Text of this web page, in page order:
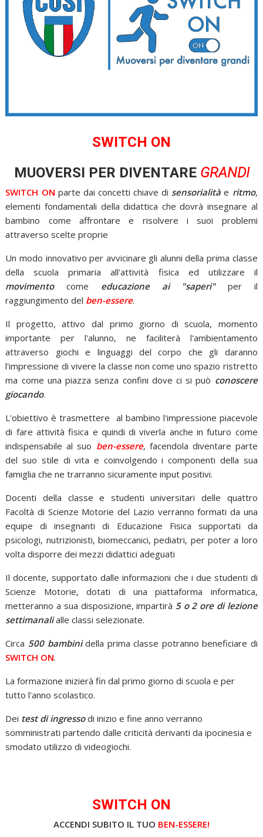
SWITCH ON
MUOVERSI PER DIVENTARE GRANDI
SWITCH ON parte dai concetti chiave di sensorialità e ritmo,
elementi fondamentali della didattica che dovrà insegnare al
bambino come affrontare e risolvere i suoi problemi
attraverso scelte proprie
Un modo innovativo per avvicinare gli alunni della prima classe
della scuola primaria all'attività fisica ed utilizzare il
movimentocome educazione ai "saperi"per il
raggiungimento del ben-essere.
Il progetto, attivo dal primo giorno di scuola, momento
importante per l'alunno, ne faciliterà l'ambientamento
attraverso giochi e linguaggi del corpo che gli daranno
l'impressione di vivere la classe non come uno spazio ristretto
ma come una piazza senza confini dove ci si può conoscere
giocando.
L'obiettivo è trasmettere al bambino l'impressione piacevole
di fare attività fisica e quindi di viverla anche in futuro come
indispensabile al suo ben-essere, facendola diventare parte
del suo stile di vita e coinvolgendo i componenti della sua
famiglia che ne trarranno sicuramente input positivi.
Docenti della classe e studenti universitari delle quattro
Facoltà di Scienze Motorie del Lazio verranno formati da una
equipe di insegnanti di Educazione Fisica supportati da
psicologi, nutrizionisti, biomeccanici, pediatri, per poter a loro
volta disporre dei mezzi didattici adeguati
Il docente, supportato dalle informazioni che i due studenti di
Scienze Motorie, dotati di una piattaforma informatica,
metteranno a sua disposizione, impartirà 5 o 2 ore di lezione
settimanalialle classi selezionate.
Circa 500 bambinidella prima classe potranno beneficiare di
SWITCH ON.
La formazione inizierà fin dal primo giorno di scuola e per
tutto l'anno scolastico.
Dei test di ingressodi inizio e fine anno verranno
somministrati partendo dalle criticità derivanti da ipocinesia e
smodato utilizzo di videogiochi.
SWITCH ON
ACCENDI SUBITO IL TUO BEN-ESSERE!